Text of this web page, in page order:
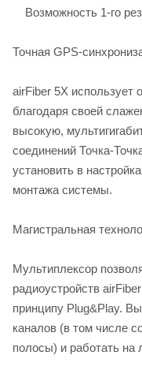
Возможность 1-го
Точная GPS-
airFiber 5X использует
благодаря своей
высокую,
соединений Точка-
установить в
монтажа системы.
Магистральная
Мультиплексор
радиоустройств
принципу Plug&Play.
каналов (в том числе
полосы) и работать на